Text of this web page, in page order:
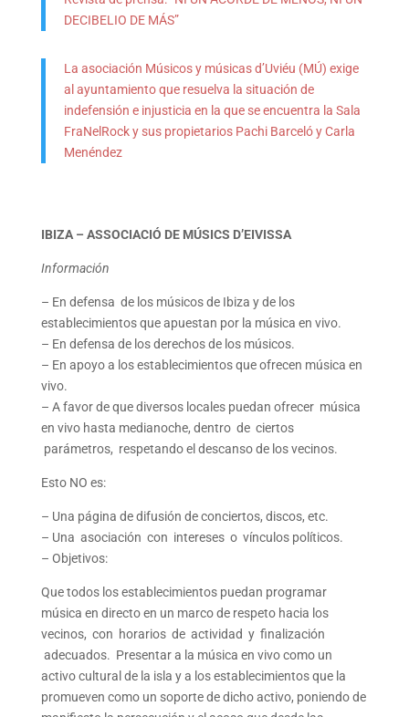
DECIBELIO DE MÁS”
La asociación Músicos y músicas d’Uviéu (MÚ) exige
al ayuntamiento que resuelva la situación de
indefensión e injusticia en la que se encuentra la Sala
FraNelRock y sus propietarios Pachi Barceló y Carla
Menéndez
IBIZA – ASSOCIACIÓ DE MÚSICS D’EIVISSA
Información
– En defensa de los músicos de Ibiza y de los
establecimientos que apuestan por la música en vivo.
– En defensa de los derechos de los músicos.
– En apoyo a los establecimientos que ofrecen música en
vivo.
– A favor de que diversos locales puedan ofrecer música
en vivo hasta medianoche, dentro de ciertos
parámetros, respetando el descanso de los vecinos.
Esto NO es:
– Una página de difusión de conciertos, discos, etc.
– Una asociación con intereses o vínculos políticos.
– Objetivos:
Que todos los establecimientos puedan programar
música en directo en un marco de respeto hacia los
vecinos, con horarios de actividad y finalización
adecuados. Presentar a la música en vivo como un
activo cultural de la isla y a los establecimientos que la
promueven como un soporte de dicho activo, poniendo de